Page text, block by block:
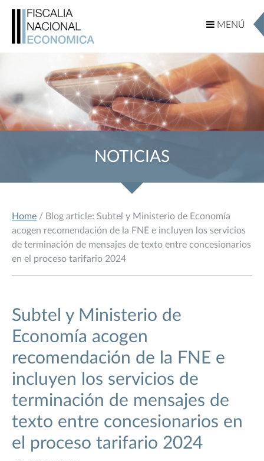
MENÚ
MENÚ
NOTICIAS
Home / Blog article: Subtel y Ministerio de Economía
acogen recomendación de la FNE e incluyen los servicios
de terminación de mensajes de texto entre concesionarios
en el proceso tarifario 2024
Subtel y Ministerio de
Economía acogen
recomendación de la FNE e
incluyen los servicios de
terminación de mensajes de
texto entre concesionarios en
el proceso tarifario 2024